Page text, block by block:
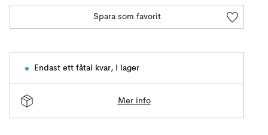
Spara som favorit
Endast ett fåtal kvar, I lager
Mer info